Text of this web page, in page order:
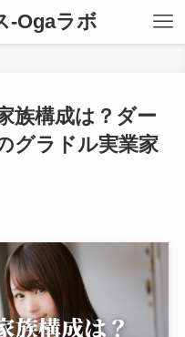
-Ogaラボ
族構成は？ダー
グラドル実業家